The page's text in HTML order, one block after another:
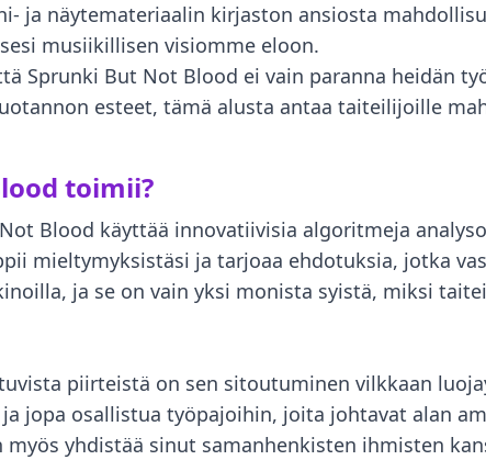
ja näytemateriaalin kirjaston ansiosta
musiikillisen visiomme eloon.
Sprunki But Not Blood ei vain paranna heidän
esteet, tämä alusta antaa taiteilijoille
toimii?
Blood käyttää innovatiivisia algoritmeja
mieltymyksistäsi ja tarjoaa ehdotuksia, jotka
ja se on vain yksi monista syistä, miksi
piirteistä on sen sitoutuminen vilkkaan
jopa osallistua työpajoihin, joita johtavat alan
myös yhdistää sinut samanhenkisten ihmisten